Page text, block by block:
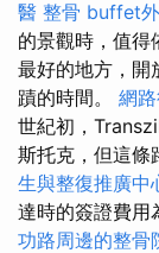
醫 整骨 buffet
的景觀時，值得
最好的地方，開
蹟的時間。 網
世紀初，
斯托克，但這條
生與整復推廣中
達時的簽證費用
功路周邊的整骨